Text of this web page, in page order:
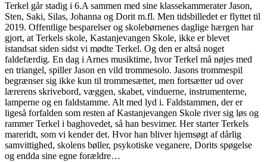
Terkel går stadig i 6.A sammen med sine klassekammerater Jason,
Sten, Saki, Silas, Johanna og Dorit m.fl. Men tidsbilledet er flyttet til
2019. Offentlige besparelser og skolebørnenes daglige hærgen har
gjort, at Terkels skole, Kastanjevangen Skole, ikke er blevet
istandsat siden sidst vi mødte Terkel. Og den er altså noget
faldefærdig. En dag i Arnes musiktime, hvor Terkel må nøjes med
en triangel, spiller Jason en vild trommesolo. Jasons trommespil
begrænser sig ikke kun til trommesættet, men fortsætter ud over
lærerens skrivebord, væggen, skabet, vinduerne, instrumenterne,
lamperne og en faldstamme. Alt med lyd i. Faldstammen, der er
ligeså forfalden som resten af Kastanjevangen Skole river sig løs og
rammer Terkel i baghovedet, så han besvimer. Her starter Terkels
mareridt, som vi kender det. Hvor han bliver hjemsøgt af dårlig
samvittighed, skolens bøller, psykotiske veganere, Dorits spøgelse
og endda sine egne forældre…